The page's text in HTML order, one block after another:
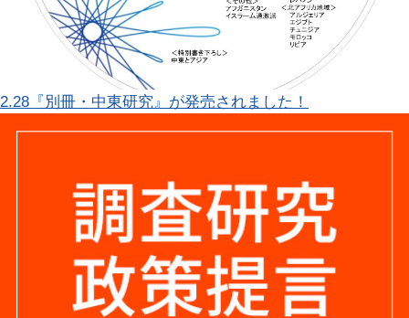
2.28『別冊・中東研究』が発売されました！